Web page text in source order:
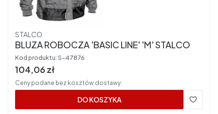
Producent
STALCO
BLUZA ROBOCZA 'BASIC LINE' 'M' STALCO
Kod produktu: S-47876
Cena brutto
104,06 zł
Ceny podane bez kosztów dostawy.
DO KOSZYKA